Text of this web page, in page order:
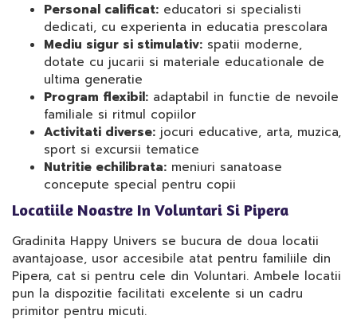
Personal calificat: educatori si specialisti
dedicati, cu experienta in educatia prescolara
Mediu sigur si stimulativ: spatii moderne,
dotate cu jucarii si materiale educationale de
ultima generatie
Program flexibil: adaptabil in functie de nevoile
familiale si ritmul copiilor
Activitati diverse: jocuri educative, arta, muzica,
sport si excursii tematice
Nutritie echilibrata: meniuri sanatoase
concepute special pentru copii
Locatiile Noastre In Voluntari Si Pipera
Gradinita Happy Univers se bucura de doua locatii
avantajoase, usor accesibile atat pentru familiile din
Pipera, cat si pentru cele din Voluntari. Ambele locatii
pun la dispozitie facilitati excelente si un cadru
primitor pentru micuti.